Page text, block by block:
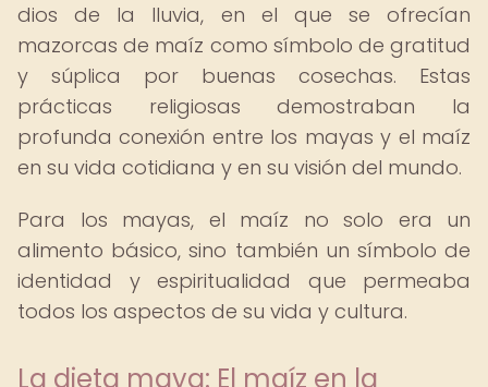
dios de la lluvia, en el que se ofrecían
mazorcas de maíz como símbolo de gratitud
y súplica por buenas cosechas. Estas
prácticas religiosas demostraban la
profunda conexión entre los mayas y el maíz
en su vida cotidiana y en su visión del mundo.
Para los mayas, el maíz no solo era un
alimento básico, sino también un símbolo de
identidad y espiritualidad que permeaba
todos los aspectos de su vida y cultura.
La dieta maya: El maíz en la